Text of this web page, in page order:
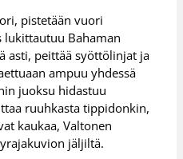
pistetään vuori
lukittautuu Bahaman
asti, peittää syöttölinjat ja
ampuu yhdessä
juoksu hidastuu
ruuhkasta tippidonkin,
kaukaa, Valtonen
jäljiltä.